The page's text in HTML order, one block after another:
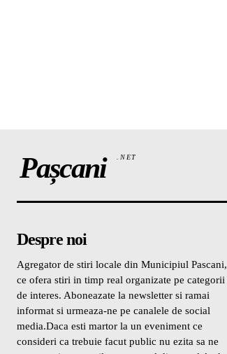
Pașcani .NET
Despre noi
Agregator de stiri locale din Municipiul Pascani,
ce ofera stiri in timp real organizate pe categorii
de interes. Aboneazate la newsletter si ramai
informat si urmeaza-ne pe canalele de social
media.Daca esti martor la un eveniment ce
consideri ca trebuie facut public nu ezita sa ne